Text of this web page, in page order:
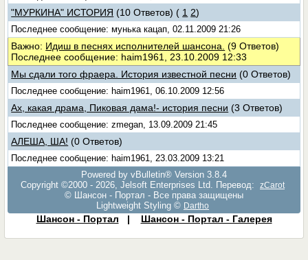
"МУРКИНА" ИСТОРИЯ (10 Ответов) ( 1 2)
Последнее сообщение: мунька кацап, 02.11.2009 21:26
Важно: Идиш в песнях исполнителей шансона. (9 Ответов)
Последнее сообщение: haim1961, 23.10.2009 12:33
Мы сдали того фраера. История известной песни (0 Ответов)
Последнее сообщение: haim1961, 06.10.2009 12:56
Ах, какая драма, Пиковая дама!- история песни (3 Ответов)
Последнее сообщение: zmegan, 13.09.2009 21:45
АЛЕША, ША! (0 Ответов)
Последнее сообщение: haim1961, 23.03.2009 13:21
Powered by vBulletin® Version 3.8.4
Copyright ©2000 - 2026, Jelsoft Enterprises Ltd. Перевод:
zCarot
© Шансон - Портал - Все права защищены
Lightweight Styling © Dartho
Шансон - Портал | Шансон - Портал - Галерея